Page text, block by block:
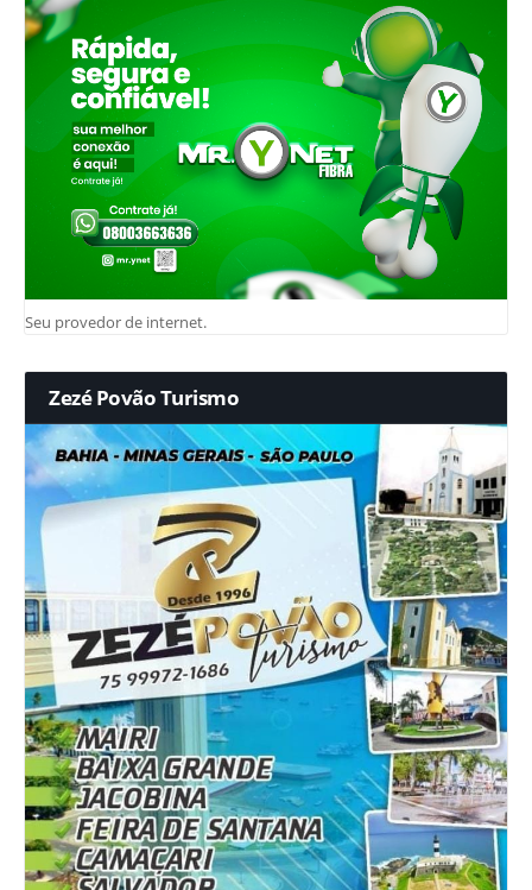
Seu provedor de internet.
Zezé Povão Turismo